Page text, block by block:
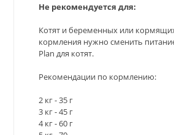
Не рекомендуется для:
Котят и беременных или
кормления нужно сменить
Plan для котят.
Рекомендации по кормлению:
2 кг - 35 г
3 кг - 45 г
4 кг - 60 г